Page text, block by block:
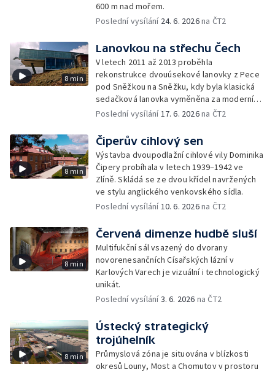
600 m nad mořem.
Poslední vysílání 24. 6. 2026na ČT2
8 min
Lanovkou na střechu Čech
V letech 2011 až 2013 proběhla
rekonstrukce dvouúsekové lanovky z Pece
pod Sněžkou na Sněžku, kdy byla klasická
sedačková lanovka vyměněna za moderní
kabinovou.
Poslední vysílání17. 6. 2026na ČT2
8 min
Čiperův cihlový sen
Výstavba dvoupodlažní cihlové vily Dominika
Čipery probíhala v letech 1939–1942 ve
Zlíně. Skládá se ze dvou křídel navržených
ve stylu anglického venkovského sídla.
Poslední vysílání10. 6. 2026na ČT2
8 min
Červená dimenze hudbě sluší
Multifukční sál vsazený do dvorany
novorenesančních Císařských lázní v
Karlových Varech je vizuální i technologický
unikát.
Poslední vysílání3. 6. 2026 na ČT2
8 min
Ústecký strategický
trojúhelník
Průmyslová zóna je situována v blízkosti
okresů Louny, Most a Chomutov v prostoru